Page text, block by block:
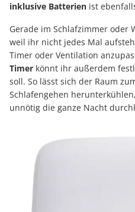
inklusive Batterien ist
Gerade im Schlafzimmer oder
weil ihr nicht jedes Mal
Timer oder Ventilation
Timer könnt ihr außerdem
soll. So lässt sich der Raum
Schlafengehen
unnötig die ganze Nacht